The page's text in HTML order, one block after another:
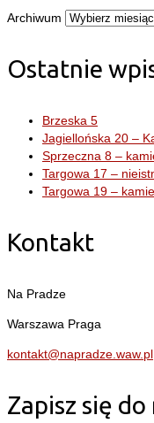
Archiwum
Ostatnie
Brzeska 5
Jagiellońska 20 –
Sprzeczna 8 –
Targowa 17 –
Targowa 19 –
Kontakt
Na Pradze
Warszawa Praga
kontakt@napradze.waw.pl
Zapisz się